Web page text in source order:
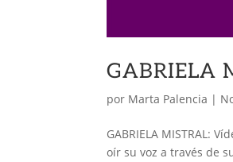
GABRIELA
por Marta Palencia |
GABRIELA MISTRAL:
oír su voz a través de